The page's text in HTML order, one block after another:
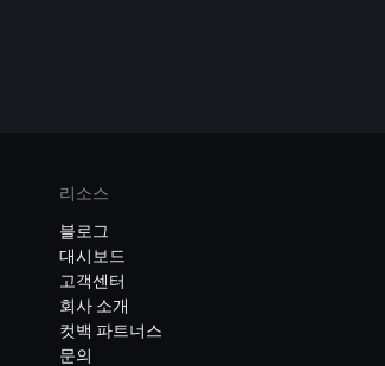
리소스
블로그
대시보드
고객센터
회사 소개
컷백 파트너스
문의